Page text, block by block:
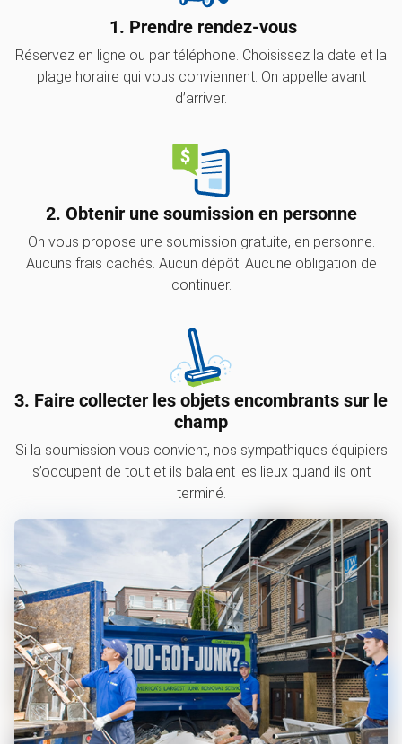
1. Prendre rendez-vous
Réservez en ligne ou par téléphone. Choisissez la date et la
plage horaire qui vous conviennent. On appelle avant
d’arriver.
2. Obtenir une soumission en personne
On vous propose une soumission gratuite, en personne.
Aucuns frais cachés. Aucun dépôt. Aucune obligation de
continuer.
3. Faire collecter les objets encombrants sur le
champ
Si la soumission vous convient, nos sympathiques équipiers
s’occupent de tout et ils balaient les lieux quand ils ont
terminé.